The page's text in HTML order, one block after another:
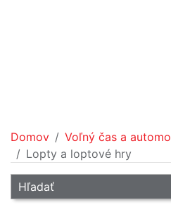
Domov Voľný čas a
Lopty a loptové hry
Hľadať